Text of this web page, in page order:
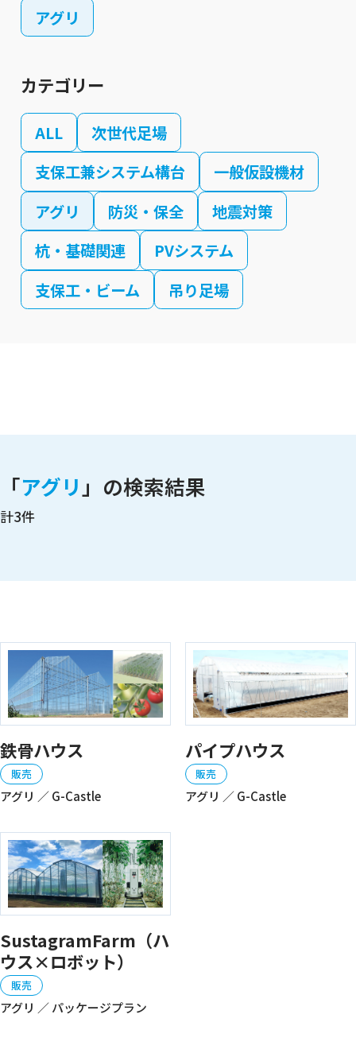
アグリ
カテゴリー
ALL
次世代足場
支保工兼システム構台
一般仮設機材
アグリ
防災・保全
地震対策
杭・基礎関連
PVシステム
支保工・ビーム
吊り足場
「アグリ 」の検索結果
計3件
鉄骨ハウス
販売
アグリ ／ G-Castle
パイプハウス
販売
アグリ ／ G-Castle
SustagramFarm（ハ
ウス×ロボット）
販売
アグリ ／ パッケージプラン